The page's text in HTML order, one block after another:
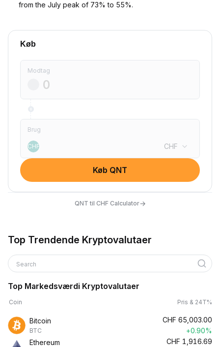
from the July peak of 73% to 55%.
Køb
Modtag
Brug
CHF CHF
Køb QNT
QNT til CHF Calculator→
Top Trendende Kryptovalutaer
Search
Top Markedsværdi Kryptovalutaer
Coin Pris & 24T%
Bitcoin
BTC
CHF 65,003.00
+0.90%
Ethereum
CHF 1,916.69